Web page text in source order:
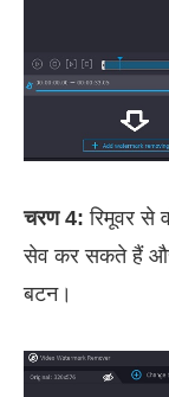
चरण 4: रिमूवर से
सेव कर सकते हैं
बटन।